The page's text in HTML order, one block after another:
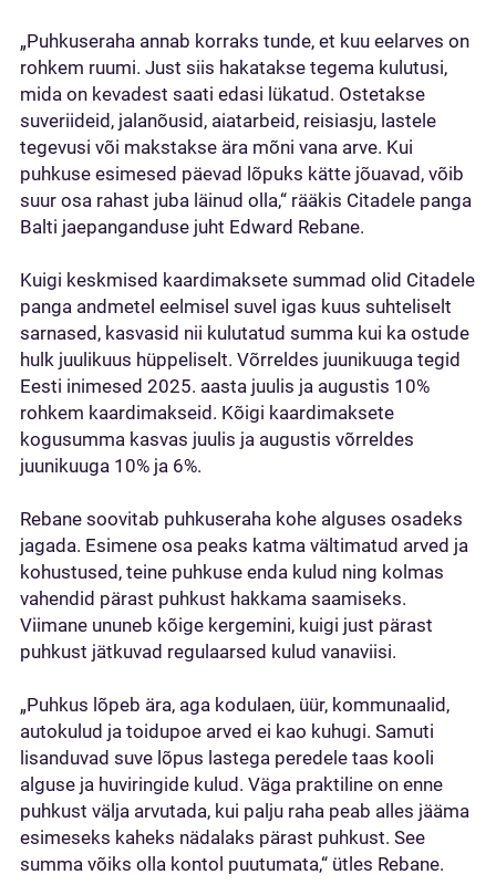
„Puhkuseraha annab korraks tunde, et kuu eelarves on
rohkem ruumi. Just siis hakatakse tegema kulutusi,
mida on kevadest saati edasi lükatud. Ostetakse
suveriideid, jalanõusid, aiatarbeid, reisiasju, lastele
tegevusi või makstakse ära mõni vana arve. Kui
puhkuse esimesed päevad lõpuks kätte jõuavad, võib
suur osa rahast juba läinud olla,“ rääkis Citadele panga
Balti jaepanganduse juht Edward Rebane.
Kuigi keskmised kaardimaksete summad olid Citadele
panga andmetel eelmisel suvel igas kuus suhteliselt
sarnased, kasvasid nii kulutatud summa kui ka ostude
hulk juulikuus hüppeliselt. Võrreldes juunikuuga tegid
Eesti inimesed 2025. aasta juulis ja augustis 10%
rohkem kaardimakseid. Kõigi kaardimaksete
kogusumma kasvas juulis ja augustis võrreldes
juunikuuga 10% ja 6%.
Rebane soovitab puhkuseraha kohe alguses osadeks
jagada. Esimene osa peaks katma vältimatud arved ja
kohustused, teine puhkuse enda kulud ning kolmas
vahendid pärast puhkust hakkama saamiseks.
Viimane ununeb kõige kergemini, kuigi just pärast
puhkust jätkuvad regulaarsed kulud vanaviisi.
„Puhkus lõpeb ära, aga kodulaen, üür, kommunaalid,
autokulud ja toidupoe arved ei kao kuhugi. Samuti
lisanduvad suve lõpus lastega peredele taas kooli
alguse ja huviringide kulud. Väga praktiline on enne
puhkust välja arvutada, kui palju raha peab alles jääma
esimeseks kaheks nädalaks pärast puhkust. See
summa võiks olla kontol puutumata,“ ütles Rebane.